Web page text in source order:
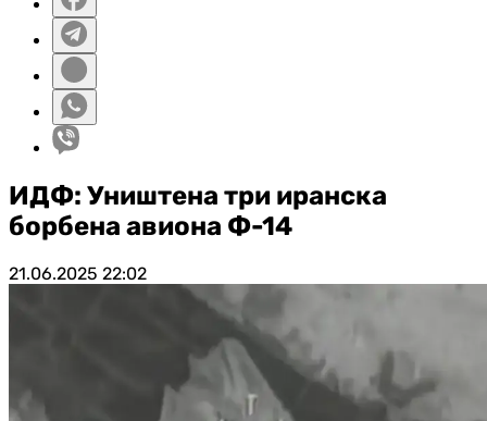
ИДФ: Уништена три иранска
борбена авиона Ф-14
21.06.2025 22:02